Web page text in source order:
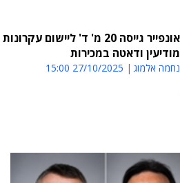
אונפייר גייסה 20 מ' ד' ליישום עקרונות
מודיעין ודאטה במכירות
נחמה אלמוג 27/10/2025 15:00